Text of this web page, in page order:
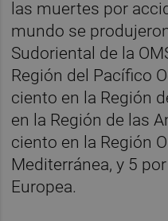
las muertes por
mundo se
Sudoriental de la
Región del Pacífico
ciento en la Región
en la Región de las
ciento en la Región
Mediterránea, y 5
Europea.